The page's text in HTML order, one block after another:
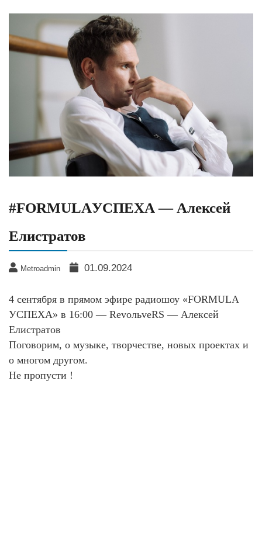
#FORMULAУСПЕХА — Алексей
Елистратов
Metroadmin 01.09.2024
4 сентября в прямом эфире радиошоу «FORMULA
УСПЕХА» в 16:00 — RevoльveRS — Алексей
Елистратов
Поговорим, о музыке, творчестве, новых проектах и
о многом другом.
Не пропусти !